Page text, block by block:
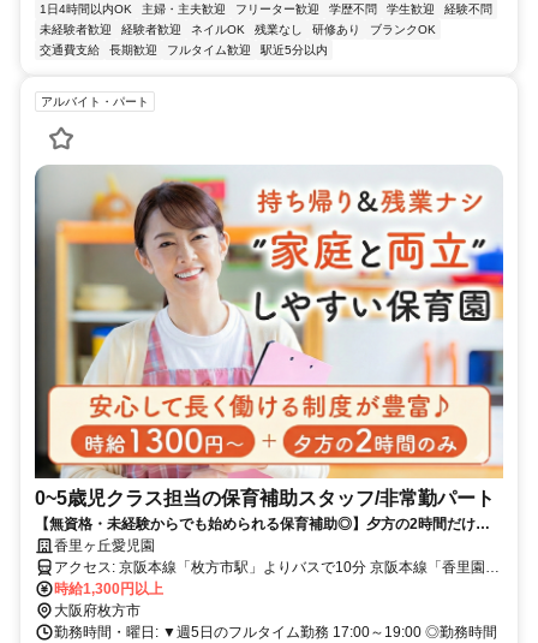
1日4時間以内OK
主婦・主夫歓迎 フリーター歓迎 学歴不問 学生歓迎
経験不問
未経験者歓迎
経験者歓迎 ネイルOK 残業なし 研修あり
ブランクOK
交通費支給
長期歓迎 フルタイム歓迎 駅近5分以内
アルバイト・パート
0~5歳児クラス担当の保育補助スタッフ/非常勤パート
【無資格・未経験からでも始められる保育補助◎】夕方の2時間だけ／
見守り中心／先輩がすぐ近くにいるから安心／時給1,300円～／残業ほ
ぼナシ
香里ヶ丘愛児園
アクセス: 京阪本線「枚方市駅」よりバスで10分 京阪本線「香里園
駅」よりバスで16分 京阪本線 樟葉駅 車30分 ◎バイク通勤OK
時給1,300円以上
大阪府枚方市
勤務時間・曜日: ▼週5日のフルタイム勤務 17:00～19:00 ◎勤務時間